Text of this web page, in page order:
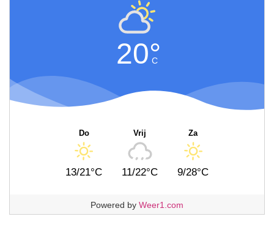
20°
C
Do
13/21°C
Vrij
11/22°C
Za
9/28°C
Powered by Weer1.com